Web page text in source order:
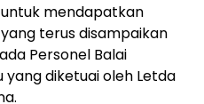
mendapatkan
terus disampaikan
Personel Balai
yang diketuai oleh Letda